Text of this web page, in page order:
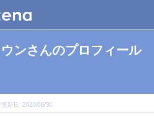
ウンさんのプロフィール
更新日: 2020/06/30